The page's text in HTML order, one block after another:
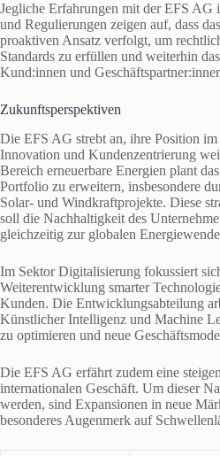
Jegliche Erfahrungen mit der EFS AG
und Regulierungen zeigen auf, dass
proaktiven Ansatz verfolgt, um
Standards zu erfüllen und weiterhin
Kund:innen und
Zukunftsperspektiven
Die EFS AG strebt an, ihre Position
Innovation und Kundenzentrierung
Bereich erneuerbare Energien plant
Portfolio zu erweitern, insbesondere
Solar- und Windkraftprojekte. Diese
soll die Nachhaltigkeit des
gleichzeitig zur globalen
Im Sektor Digitalisierung fokussiert
Weiterentwicklung smarter
Kunden. Die Entwicklungsabteilung
Künstlicher Intelligenz und Machine
zu optimieren und neue
Die EFS AG erfährt zudem eine
internationalen Geschäft. Um dieser
werden, sind Expansionen in neue
besonderes Augenmerk auf